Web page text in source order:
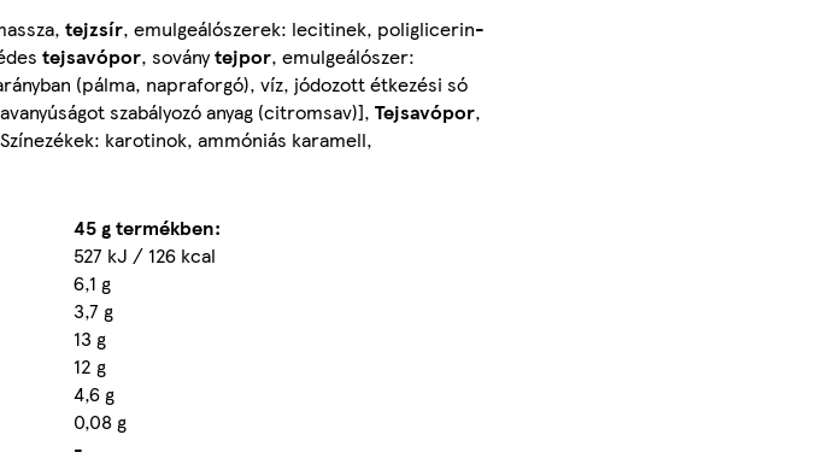
tejzsír, emulgeálószerek: lecitinek, poliglicerin-
tejsavópor, soványtejpor, emulgeálószer:
(pálma, napraforgó), víz, jódozott étkezési só
szabályozó anyag (citromsav)], Tejsavópor,
karotinok, ammóniás karamell,
45 g termékben:
527 kJ / 126 kcal
6,1 g
3,7 g
13 g
12 g
4,6 g
0,08 g
-